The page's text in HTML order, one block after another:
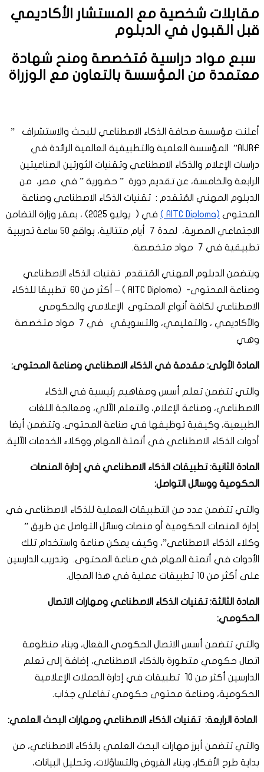
مقابلات شخصية مع المستشار الأكاديمي
قبل القبول في الدبلوم
سبع مواد دراسية مُتخصصة ومنح شهادة
معتمدة من المؤسسة بالتعاون مع الوزراة
أعلنت مؤسسة صحافة الذكاء الاصطناعي للبحث والاستشراف ”
AIJRF” المؤسسة العلمية والتطبيقية العالمية الرائدة في
دراسات الإعلام والذكاء الاصطناعي وتقنيات الثورتين الصناعيتين
الرابعة والخامسة، عن تقديم دورة ” حضورية ” في مصر، من
الدبلوم المهني المُتقدم : تقنيات الذكاء الاصطناعي وصناعة
المحتوى (AITC Diploma )
في ( يوليو 2025) ، بمقر وزارة التضامن
الاجتماعي المصرية، لمدة 7 أيام متتالية، بواقع 50 ساعة تدريبية
تطبيقية في 7 مواد متخصصة.
ويتضمن الدبلوم المهني المُتقدم تقنيات الذكاء الاصطناعي
وصناعة المحتوى- (AITC Diploma ) – أكثر من 60 تطبيقا للذكاء
الاصطناعي لكافة أنواع المحتوى الإعلامي والحكومي
والأكاديمي ، والتعليمي، والتسويقي في 7 مواد متخصصة
وهي
المادة الأولى: مقدمة في الذكاء الاصطناعي وصناعة المحتوى:
والتي تتضمن تعلم أسس ومفاهيم رئيسية في الذكاء
الاصطناعي، وصناعة الإعلام، والتعلم الآلي، ومعالجة اللغات
الطبيعية، وكيفية توظيفها في صناعة المحتوى. وتتضمن أيضا
أدوات الذكاء الاصطناعي في أتمتة المهام ووكلاء الخدمات الآلية.
المادة الثانية: تطبيقات الذكاء الاصطناعي في إدارة المنصات
الحكومية ووسائل التواصل:
والتي تتضمن عدد من التطبيقات العملية للذكاء الاصطناعي في
إدارة المنصات الحكومية أو منصات وسائل التواصل عن طريق ”
وكلاء الذكاء الاصطناعي”، وكيف يمكن صناعة واستخدام تلك
الأدوات في أتمتة المهام في صناعة المحتوى. وتدريب الدارسين
على أكثر من 10 تطبيقات عملية في هذا المجال.
المادة الثالثة: تقنيات الذكاء الاصطناعي ومهارات الاتصال
الحكومي:
والتي تتضمن أسس الاتصال الحكومي الفعال، وبناء منظومة
اتصال حكومي متطورة بالذكاء الاصطناعي، إضافة إلى تعلم
الدارسين أكثر من 10 تطبيقات في إدارة الحملات الإعلامية
الحكومية، وصناعة محتوى حكومي تفاعلي جذاب.
المادة الرابعة: تقنيات الذكاء الاصطناعي ومهارات البحث العلمي:
والتي تتضمن أبرز مهارات البحث العلمي بالذكاء الاصطناعي، من
بداية طرح الأفكار، وبناء الفروض والتساؤلات، وتحليل البيانات،